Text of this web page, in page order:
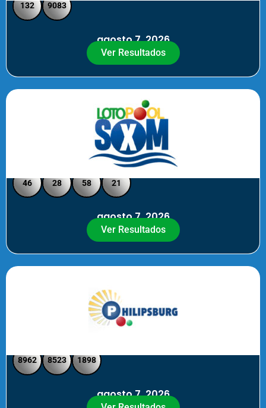
132 9083
agosto 7, 2026
Ver Resultados
Loto Pool SXM - Medio Día
46 28 58 21
agosto 7, 2026
Ver Resultados
8962 8523 1898
agosto 7, 2026